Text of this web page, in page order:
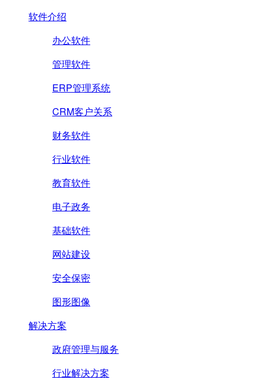
软件介绍
办公软件
管理软件
ERP管理系统
CRM客户关系
财务软件
行业软件
教育软件
电子政务
基础软件
网站建设
安全保密
图形图像
解决方案
政府管理与服务
行业解决方案